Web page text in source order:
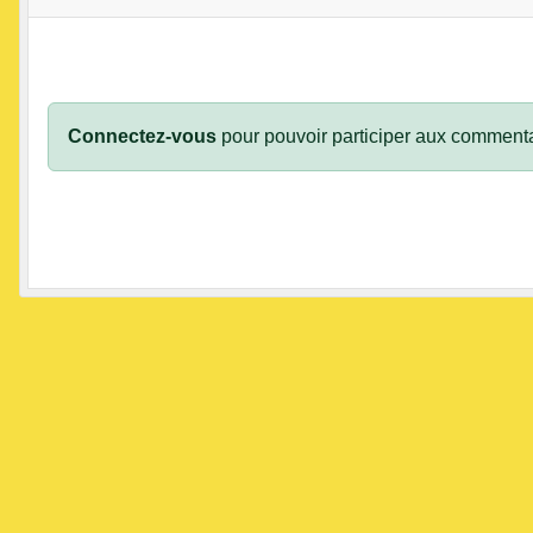
Connectez-vous pour pouvoir participer aux